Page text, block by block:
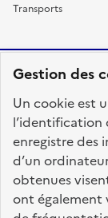
Gestion des
Un cookie est
l’identification
enregistre des
d’un
obtenues
ont également
Transports
FRANÇAISE
fonction-